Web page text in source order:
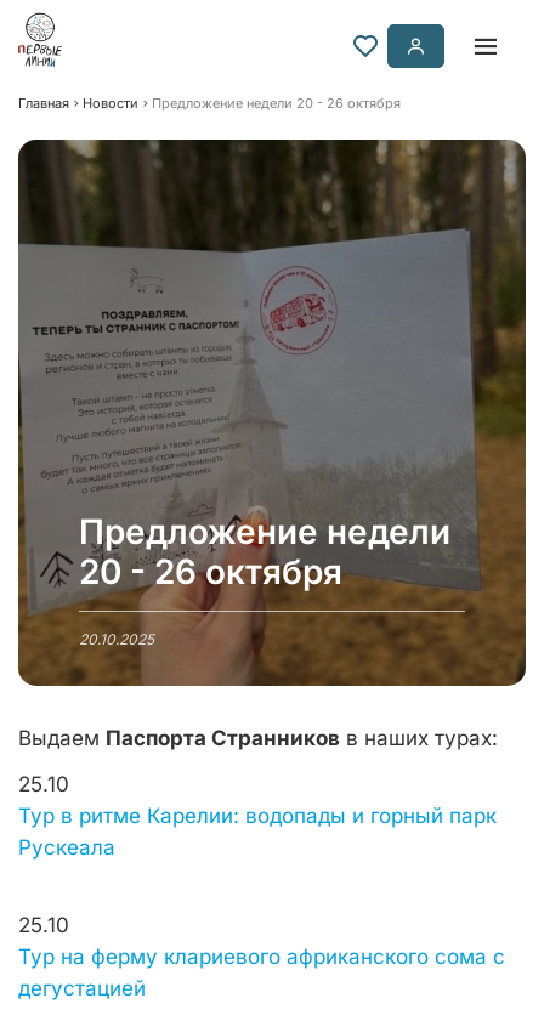
Главная Новости Предложение недели 20 - 26 октября
Предложение недели
20 - 26 октября
20.10.2025
Выдаем Паспорта Странников в наших турах:
25.10
Тур в ритме Карелии: водопады и горный парк
Рускеала
25.10
Тур на ферму клариевого африканского сома с
дегустацией